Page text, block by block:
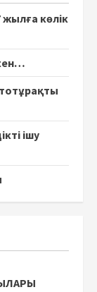
көлік
ішу